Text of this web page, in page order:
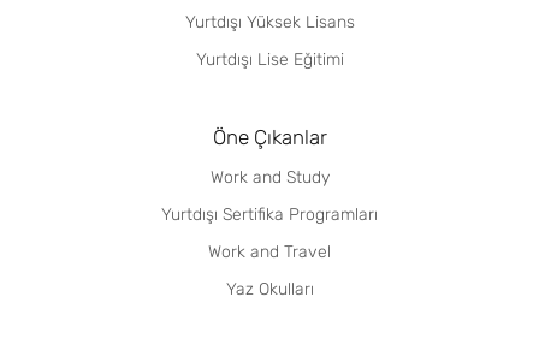
Yurtdışı Yüksek Lisans
Yurtdışı Lise Eğitimi
Öne Çıkanlar
Work and Study
Yurtdışı Sertifika Programları
Work and Travel
Yaz Okulları